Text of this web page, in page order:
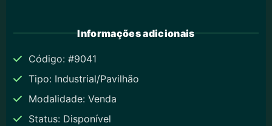
Informações adicionais
Código: #9041
Tipo: Industrial/Pavilhão
Modalidade: Venda
Status: Disponível